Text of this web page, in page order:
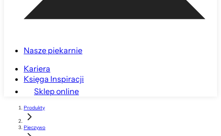
Nasze piekarnie
Kariera
Księga Inspiracji
Sklep online
Produkty
Pieczywo